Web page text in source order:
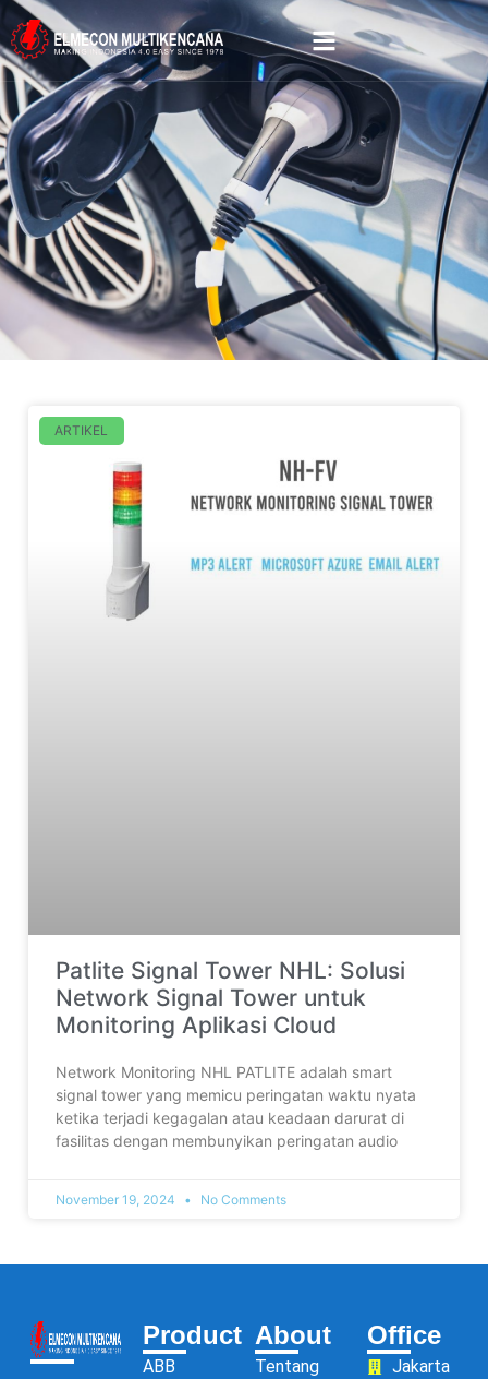
ARTIKEL
Patlite Signal Tower NHL: Solusi
Network Signal Tower untuk
Monitoring Aplikasi Cloud
Network Monitoring NHL PATLITE adalah smart
signal tower yang memicu peringatan waktu nyata
ketika terjadi kegagalan atau keadaan darurat di
fasilitas dengan membunyikan peringatan audio
November 19, 2024 No Comments
Product
ABB
About
Tentang
Office
Jakarta